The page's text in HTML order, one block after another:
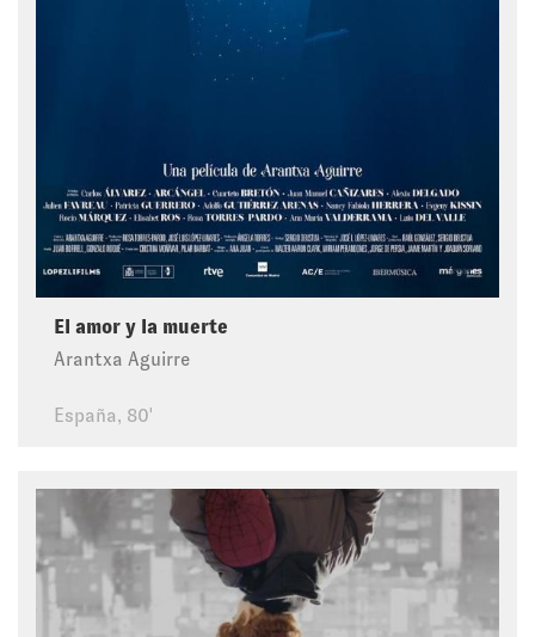
El amor y la muerte
Arantxa Aguirre
España, 80'